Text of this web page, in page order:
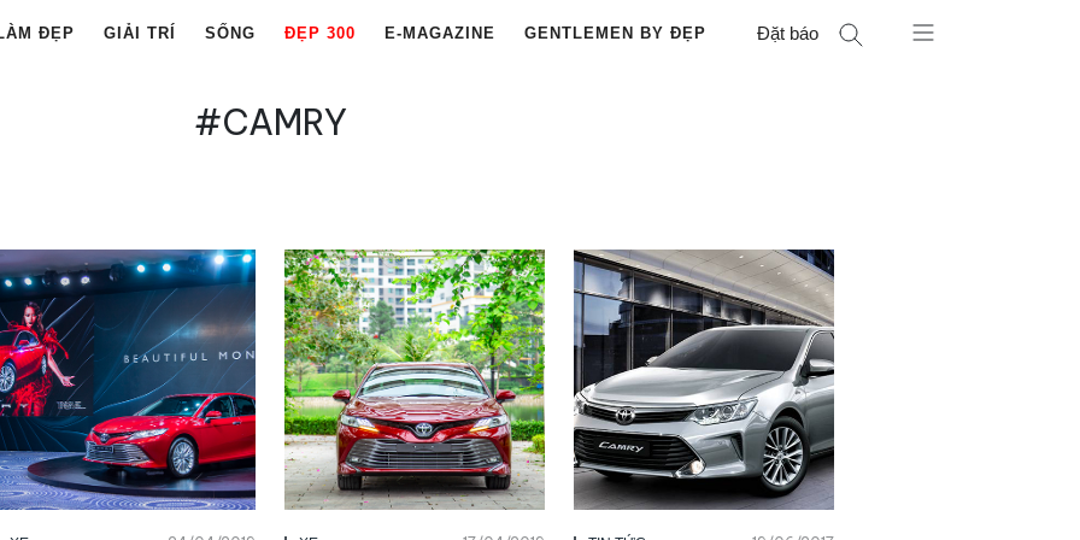
ĐẸP GIẢI TRÍ SỐNG ĐẸP 300 E-MAGAZINE GENTLEMEN BY ĐẸP Đặt báo
#CAMRY